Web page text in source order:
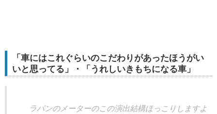
「車にはこれぐらいのこだわりがあったほうがい
いと思ってる」・「うれしいきもちになる車」
ラパンのメーターのこの演出結構ほっこりしますよ